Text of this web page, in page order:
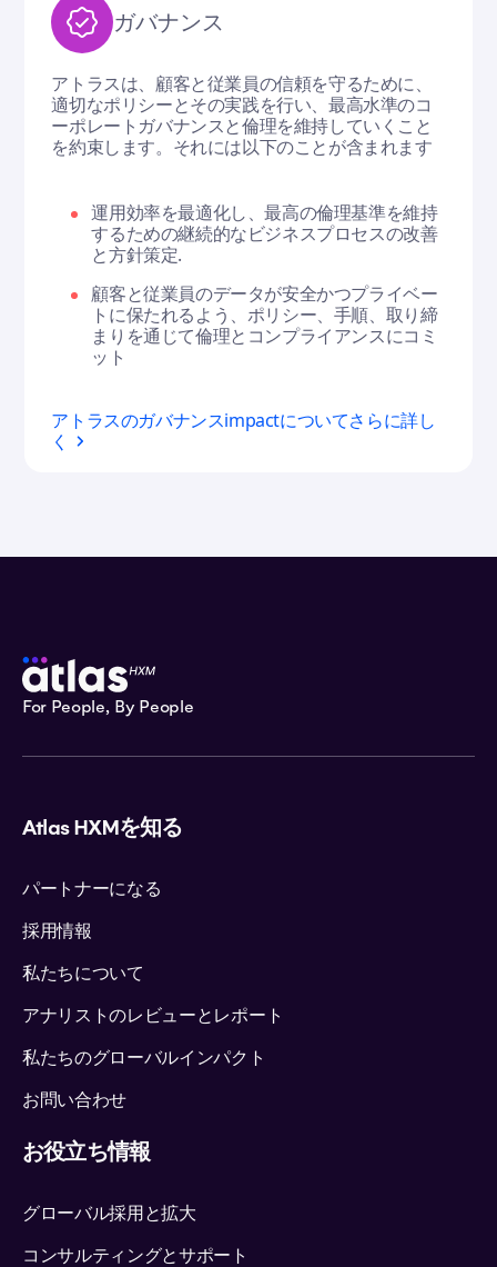
ガバナンス
アトラスは、顧客と従業員の信頼を守るために、
適切なポリシーとその実践を行い、最高水準のコ
ーポレートガバナンスと倫理を維持していくこと
を約束します。それには以下のことが含まれます
運用効率を最適化し、最高の倫理基準を維持
するための継続的なビジネスプロセスの改善
と方針策定.
顧客と従業員のデータが安全かつプライベー
トに保たれるよう、ポリシー、手順、取り締
まりを通じて倫理とコンプライアンスにコミ
ット
アトラスのガバナンスimpactについてさらに詳し
く
For People, By People
Atlas HXMを知る
パートナーになる
採用情報
私たちについて
アナリストのレビューとレポート
私たちのグローバルインパクト
お問い合わせ
お役立ち情報
グローバル採用と拡大
コンサルティングとサポート